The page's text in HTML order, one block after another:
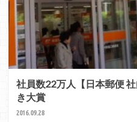
社員数22万人【日本郵便
き大賞
2016.09.28